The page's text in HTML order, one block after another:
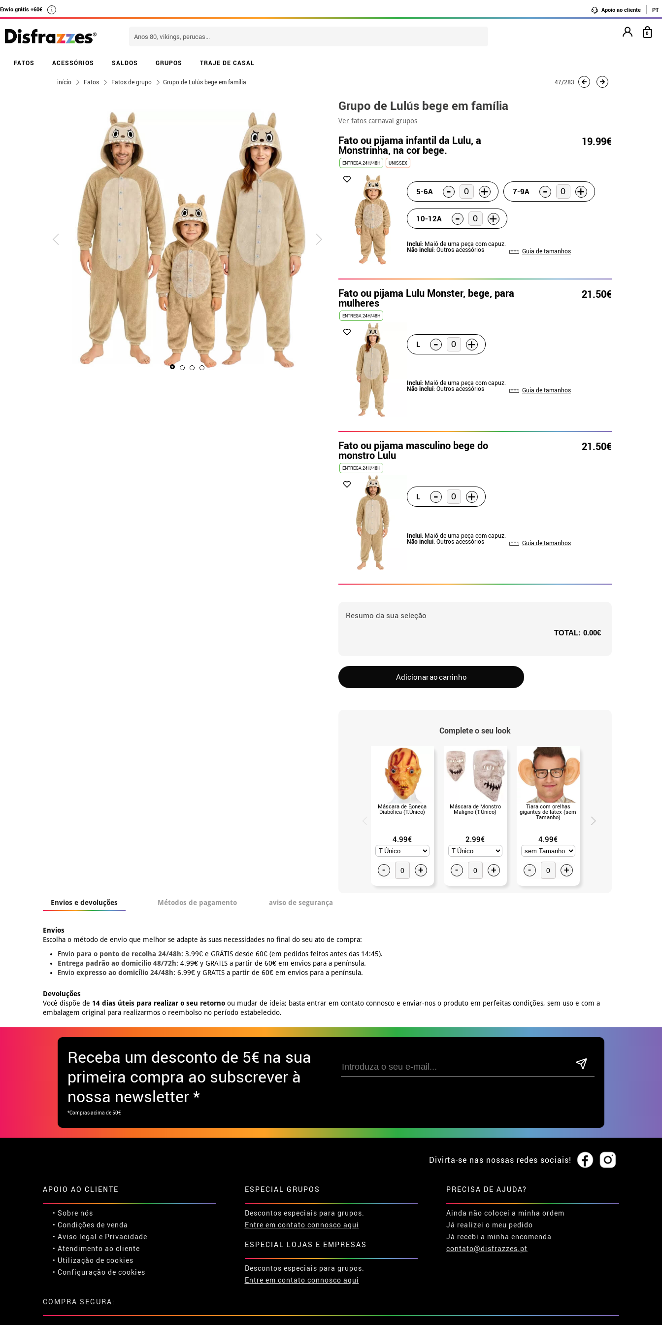
Envio grátis +60€ i Apoio ao cliente PT
FATOS ACESSÓRIOS SALDOS GRUPOS TRAJE DE CASAL
0
início Fatos Fatos de grupo Grupo de Lulús bege em família 47/283
Grupo de Lulús bege em família
Ver fatos carnaval grupos
Fato ou pijama infantil da Lulu, a
Monstrinha, na cor bege.
19.99€
ENTREGA 24H/48H UNISSEX
5-6A - + 7-9A - +
10-12A - +
Inclui: Maiô de uma peça com capuz.
Não inclui: Outros acessórios Guia de tamanhos
Fato ou pijama Lulu Monster, bege, para
mulheres
21.50€
ENTREGA 24H/48H
L - +
Inclui: Maiô de uma peça com capuz.
Não inclui: Outros acessórios Guia de tamanhos
Fato ou pijama masculino bege do
monstro Lulu
21.50€
ENTREGA 24H/48H
L - +
Inclui: Maiô de uma peça com capuz.
Não inclui: Outros acessórios Guia de tamanhos
Resumo da sua seleção
TOTAL: 0.00€
Adicionar ao carrinho
Complete o seu look
Máscara de Boneca
Diabólica (T.Único)
4.99€
- +
Máscara de Monstro
Maligno (T.Único)
2.99€
- +
Tiara com orelhas
gigantes de látex (sem
Tamanho)
4.99€
- +
Envios e devoluções Métodos de pagamento aviso de segurança
Envios
Escolha o método de envio que melhor se adapte às suas necessidades no final do seu ato de compra:
Envio para o ponto de recolha 24/48h: 3.99€ e GRÁTIS desde 60€ (em pedidos feitos antes das 14:45).
Entrega padrão ao domicílio 48/72h: 4.99€ y GRATIS a partir de 60€ em envios para a península.
Envio expresso ao domicílio 24/48h: 6.99€ y GRATIS a partir de 60€ em envios para a península.
Devoluções
Você dispõe de 14 dias úteis para realizar o seu retorno ou mudar de ideia; basta entrar em contato connosco e enviar-nos o produto em perfeitas condições, sem uso e com a
embalagem original para realizarmos o reembolso no período estabelecido.
Receba um desconto de 5€ na sua
primeira compra ao subscrever à
nossa newsletter *
*Compras acima de 50€
Divirta-se nas nossas redes sociais!
APOIO AO CLIENTE
• Sobre nós
• Condições de venda
• Aviso legal e Privacidade
• Atendimento ao cliente
• Utilização de cookies
• Configuração de cookies
ESPECIAL GRUPOS
Descontos especiais para grupos.
Entre em contato connosco aqui
ESPECIAL LOJAS E EMPRESAS
Descontos especiais para grupos.
Entre em contato connosco aqui
PRECISA DE AJUDA?
Ainda não colocei a minha ordem
Já realizei o meu pedido
Já recebi a minha encomenda
contato@disfrazzes.pt
COMPRA SEGURA: